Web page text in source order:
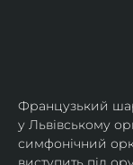
Французький
у Львівському
симфонічний